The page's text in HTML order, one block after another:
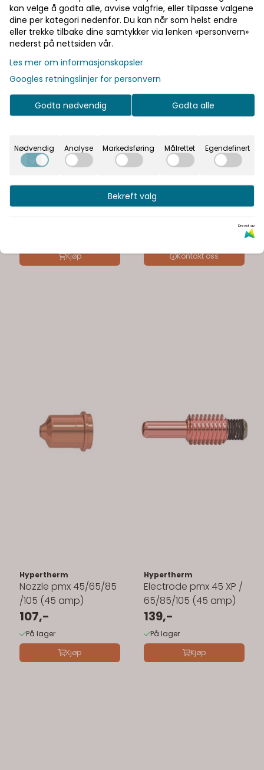
2 x Electrode/ Nozzle
PMX 30 XP
Kjøp
Hypertherm
Powermax 30 XP
Kontakt oss
Hypertherm
Nozzle pmx 45/65/85
/105 (45 amp)
107,-
På lager
Kjøp
Hypertherm
Electrode pmx 45 XP /
65/85/105 (45 amp)
139,-
På lager
Kjøp
kan velge å godta alle, avvise valgfrie, eller tilpasse valgene
dine per kategori nedenfor. Du kan når som helst endre
eller trekke tilbake dine samtykker via lenken «personvern»
nederst på nettsiden vår.
Les mer om informasjonskapsler
Googles retningslinjer for personvern
Godta nødvendig Godta alle
Nødvendig Analyse Markedsføring Målrettet Egendefinert
Bekreft valg
Drevet av